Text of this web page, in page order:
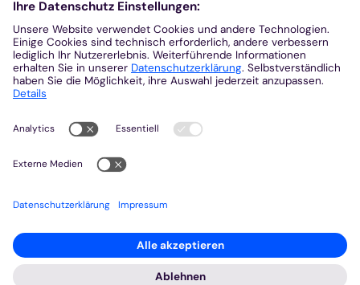
Aus der Plattform
Nachrichten
Veranstaltungen
Gottesdienste
Stellenangebote
Kirchenzeitung
Amtsblatt (Kirchlicher Anzeiger)
Rechtsdatenbank
Meldestelle gemäß Hinweisgeberschutzgesetz